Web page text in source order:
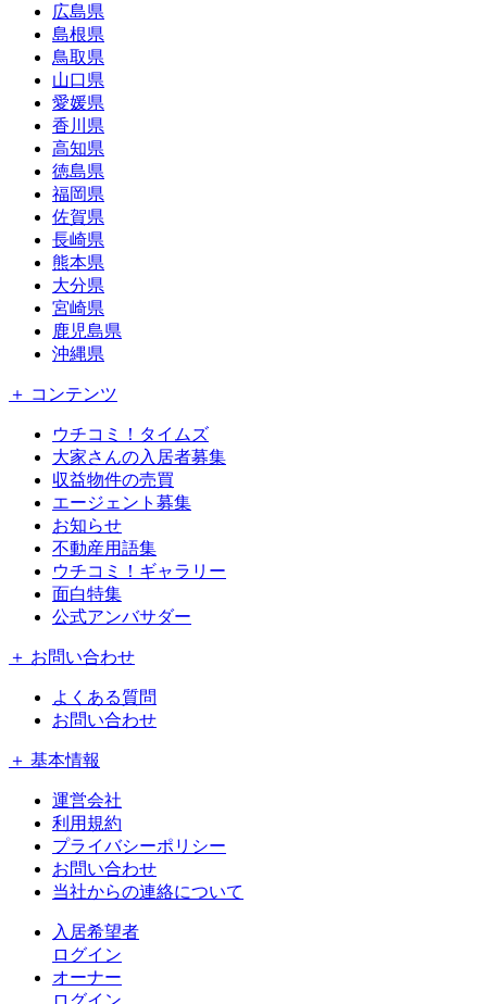
広島県
島根県
鳥取県
山口県
愛媛県
香川県
高知県
徳島県
福岡県
佐賀県
長崎県
熊本県
大分県
宮崎県
鹿児島県
沖縄県
＋ コンテンツ
ウチコミ！タイムズ
大家さんの入居者募集
収益物件の売買
エージェント募集
お知らせ
不動産用語集
ウチコミ！ギャラリー
面白特集
公式アンバサダー
＋ お問い合わせ
よくある質問
お問い合わせ
＋ 基本情報
運営会社
利用規約
プライバシーポリシー
お問い合わせ
当社からの連絡について
入居希望者
ログイン
オーナー
ログイン